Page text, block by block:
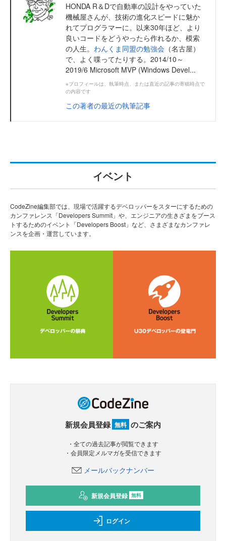
HONDA R＆Dで自動車の設計をやっていた
機械屋さんが、技術の進化スピードに魅か
れてプログラマーに。以来30年ほど、より
良いコードをどうやったら作れるか、模索
の人生。 わんくま同盟の勉強会 （名古屋）
で、よく喋ってたりする。2014/10～
2019/6 Microsoft MVP (Windows Devel...
※プロフィールは、執筆時点、または直近の記事の寄稿時点で
の内容です
この著者の最近の執筆記事
イベント
CodeZine編集部では、現場で活躍するデベロッパーをスターにするための
カンファレンス「Developers Summit」や、エンジニアの生きざまをブース
トするためのイベント「Developers Boost」など、さまざまなカンファレ
ンスを企画・運営しています。
新規会員登録 無料 のご案内
・全ての過去記事が閲覧できます
・会員限定メルマガを受信できます
メールバックナンバー
新規会員登録 無料
ログイン